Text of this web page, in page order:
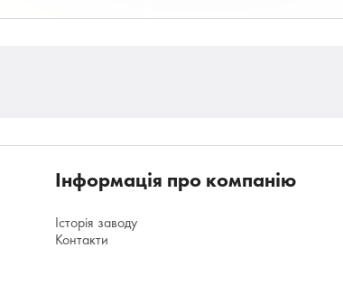
Інформація про компанію
Історія заводу
Контакти